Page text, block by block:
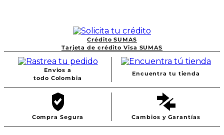
Crédito SUMAS
Tarjeta de crédito Visa SUMAS
Envios a
todo Colombia
Encuentra tu tienda
Compra Segura Cambios y Garantías